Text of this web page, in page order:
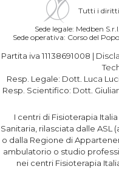
Tutti i diritti
Sede legale: Medben
Sede operativa: Corso del
Partita iva 11138691008 |
Resp. Legale: Dott. Luca
Resp. Scientifico: Dott.
I centri di Fisioterapia
Sanitaria, rilasciata dalle
o dalla Regione di
ambulatorio o studio
nei centri Fisioterapia